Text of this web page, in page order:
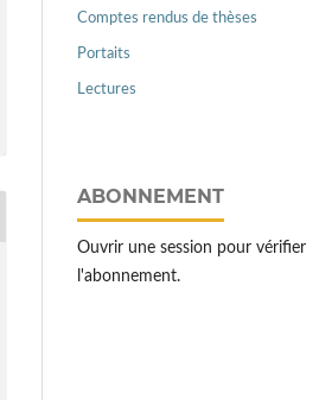
Comptes rendus de thèses
Portaits
Lectures
ABONNEMENT
Ouvrir une session pour vérifier
l'abonnement.